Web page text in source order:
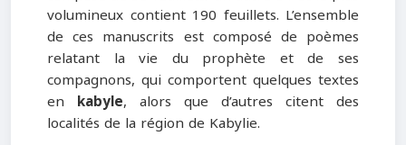
volumineux contient 190 feuillets. L’ensemble
de ces manuscrits est composé de poèmes
relatant la vie du prophète et de ses
compagnons, qui comportent quelques textes
en kabyle, alors que d’autres citent des
localités de la région de Kabylie.